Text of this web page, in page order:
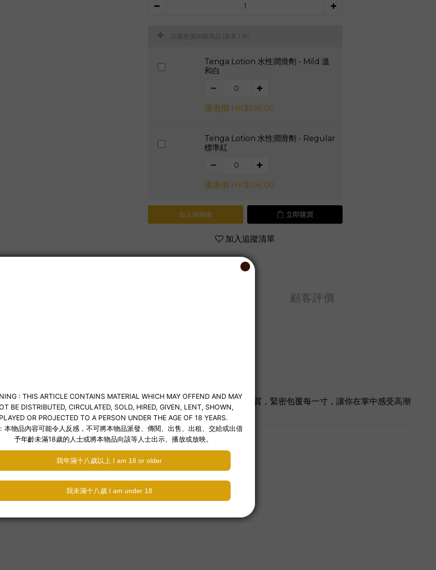
以優惠價加購商品 (最多 1 件)
Tenga Lotion 水性潤滑劑 - Mild 溫
和白
優惠價 HK$106.00
Tenga Lotion 水性潤滑劑 - Regular
標準紅
優惠價 HK$106.00
加入購物車 立即購買
加入追蹤清單
顧客評價
波紋構造 ，帶來如風暴般的抽送刺激與強烈吸啜感。搭配超高彈性材質，緊密包覆每一寸，讓你在掌中感受高潮
營造強烈吸附感與抽插節奏快感
寸使用者